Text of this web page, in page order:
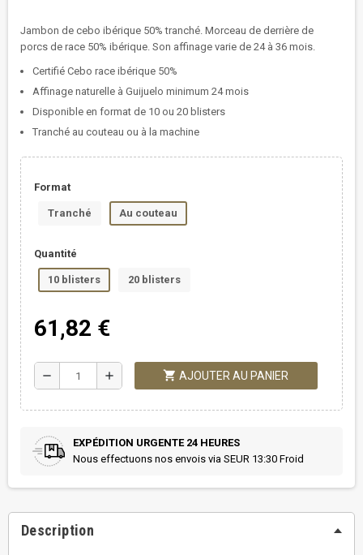
Jambon de cebo ibérique 50% tranché. Morceau de derrière de
porcs de race 50% ibérique. Son affinage varie de 24 à 36 mois.
Certifié Cebo race ibérique 50%
Affinage naturelle à Guijuelo minimum 24 mois
Disponible en format de 10 ou 20 blisters
Tranché au couteau ou à la machine
Format
Tranché Au couteau
Quantité
10 blisters 20 blisters
61,82 €
remove add shopping_cart AJOUTER AU PANIER
EXPÉDITION URGENTE 24 HEURES
Nous effectuons nos envois via SEUR 13:30 Froid
Description